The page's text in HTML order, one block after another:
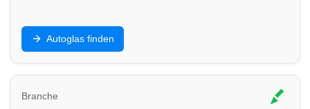
Steinschlag, Scheibentausch und Kalibrierung: Finde
Autoglas-Profis in Hilden – oft kurzfristig mit klaren
Preisen.
Autoglas finden
Branche